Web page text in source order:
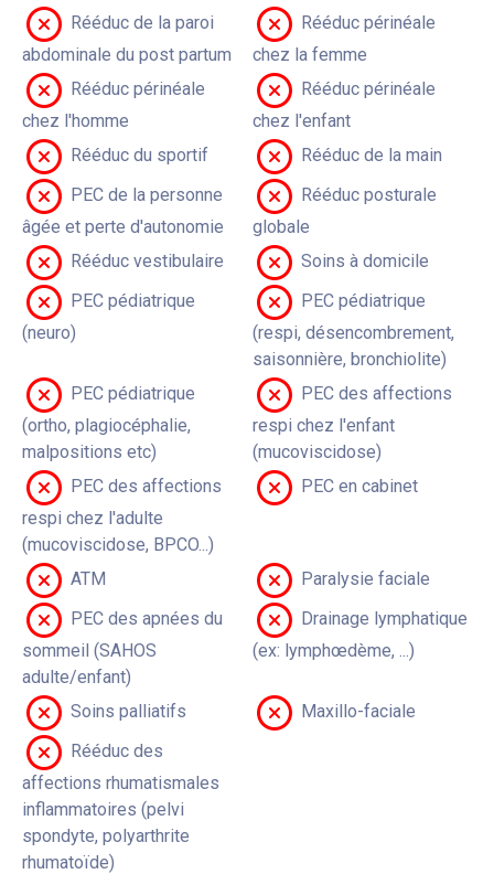
Rééduc de la paroi
abdominale du post partum
Rééduc périnéale
chez la femme
Rééduc périnéale
chez l'homme
Rééduc périnéale
chez l'enfant
Rééduc du sportif
Rééduc de la main
PEC de la personne
âgée et perte d'autonomie
Rééduc posturale
globale
Rééduc vestibulaire
Soins à domicile
PEC pédiatrique
(neuro)
PEC pédiatrique
(respi, désencombrement,
saisonnière, bronchiolite)
PEC pédiatrique
(ortho, plagiocéphalie,
malpositions etc)
PEC des affections
respi chez l'enfant
(mucoviscidose)
PEC des affections
respi chez l'adulte
(mucoviscidose, BPCO...)
PEC en cabinet
ATM
Paralysie faciale
PEC des apnées du
sommeil (SAHOS
adulte/enfant)
Drainage lymphatique
(ex: lymphœdème, ...)
Soins palliatifs
Maxillo-faciale
Rééduc des
affections rhumatismales
inflammatoires (pelvi
spondyte, polyarthrite
rhumatoïde)